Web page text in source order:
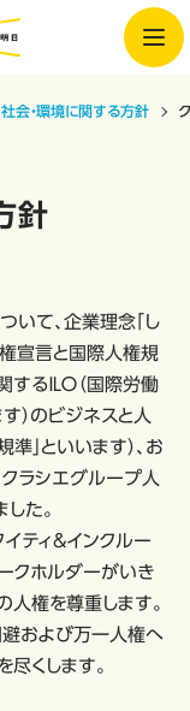
社会・環境に関する方針
針
いて、企業理念「し
権宣言と国際人権規
るＩＬＯ（国際労働
す）のビジネスと人
」といいます）、お
ラシエグループ人
した。
イティ&インクルー
ークホルダーがいき
人権を尊重します。
避および万一人権へ
くします。